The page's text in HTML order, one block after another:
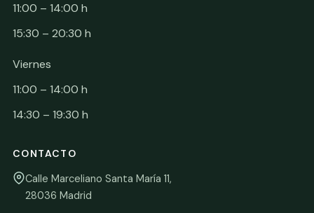
11:00 – 14:00 h
15:30 – 20:30 h
Viernes
11:00 – 14:00 h
14:30 – 19:30 h
CONTACTO
Calle Marceliano Santa María 11,
28036 Madrid